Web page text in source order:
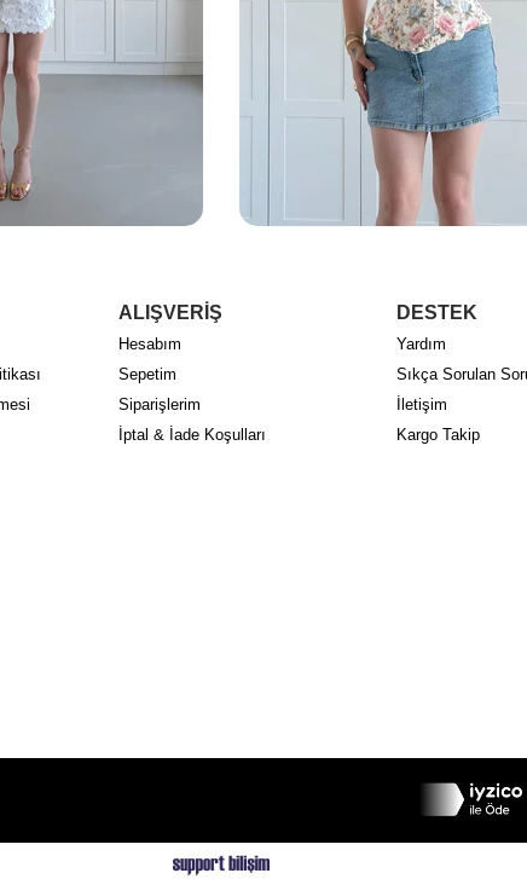
ALIŞVERİŞ
Hesabım
Sepetim
Siparişlerim
İptal & İade Koşulları
DESTEK
Yardım
Sıkça Sorulan
İletişim
Kargo Takip